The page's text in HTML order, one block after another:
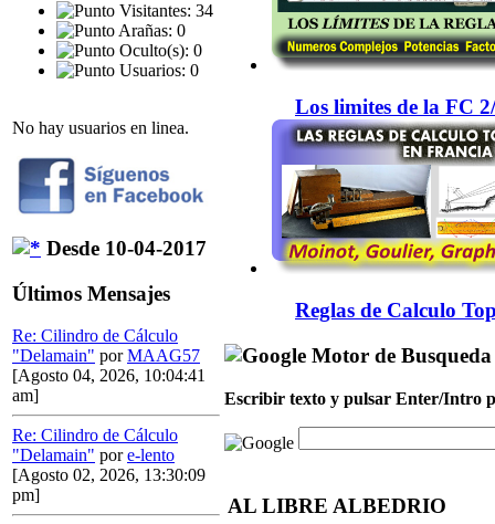
Visitantes: 34
Arañas: 0
Oculto(s): 0
Usuarios: 0
No hay usuarios en linea.
Desde 10-04-2017
Últimos Mensajes
Re: Cilindro de Cálculo
"Delamain" porMAAG57
[Agosto 04, 2026, 10:04:41
am]
Re: Cilindro de Cálculo
"Delamain" pore-lento
[Agosto 02, 2026, 13:30:09
pm]
Los limites de la FC
Reglas de Calculo
Motor de
Escribir texto y pulsar Enter/Intro
AL LIBRE ALBEDRIO